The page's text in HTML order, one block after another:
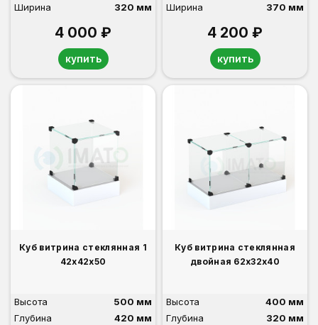
Ширина
320 мм
4 000 ₽
купить
Ширина
370 мм
4 200 ₽
купить
Куб витрина стеклянная 1
42х42х50
Высота
500 мм
Глубина
420 мм
Куб витрина стеклянная
двойная 62х32х40
Высота
400 мм
Глубина
320 мм